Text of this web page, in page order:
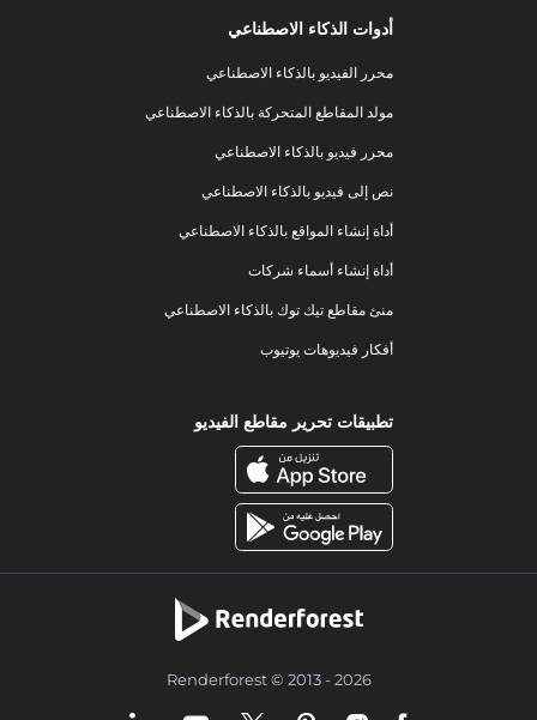
أدوات الذكاء الاصطناعي
محرر الفيديو بالذكاء الاصطناعي
مولد المقاطع المتحركة بالذكاء الاصطناعي
محرر فيديو بالذكاء الاصطناعي
نص إلى فيديو بالذكاء الاصطناعي
أداة إنشاء المواقع بالذكاء الاصطناعي
أداة إنشاء أسماء شركات
منئ مقاطع تيك توك بالذكاء الاصطناعي
أفكار فيديوهات يوتيوب
تطبيقات تحرير مقاطع الفيديو
Renderforest © 2013 - 2026